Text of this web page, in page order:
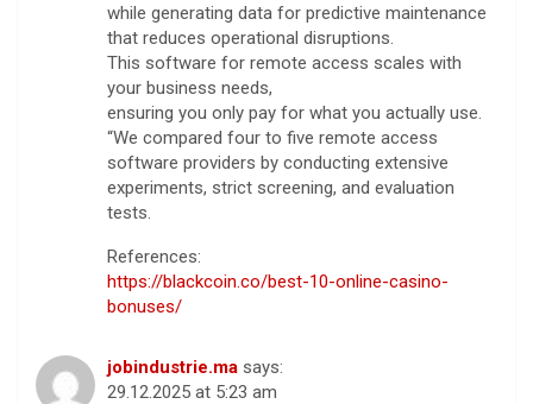
while generating data for predictive maintenance
that reduces operational disruptions.
This software for remote access scales with
your business needs,
ensuring you only pay for what you actually use.
“We compared four to five remote access
software providers by conducting extensive
experiments, strict screening, and evaluation
tests.
References:
https://blackcoin.co/best-10-online-casino-
bonuses/
jobindustrie.ma says:
29.12.2025 at 5:23 am